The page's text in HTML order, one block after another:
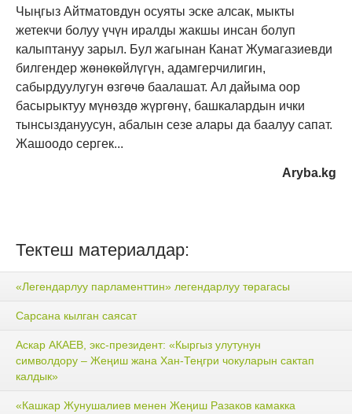
Чыңгыз Айтматовдун осуяты эске алсак, мыкты
жетекчи болуу үчүн иралды жакшы инсан болуп
калыптануу зарыл. Бул жагынан Канат Жумагазиевди
билгендер жөнөкөйлүгүн, адамгерчилигин,
сабырдуулугун өзгөчө баалашат. Ал дайыма оор
басырыктуу мүнөздө жүргөнү, башкалардын ички
тынсыздануусун, абалын сезе алары да баалуу сапат.
Жашоодо сергек...
Aryba.kg
Тектеш материалдар:
«Легендарлуу парламенттин» легендарлуу төрагасы
Сарсана кылган саясат
Аскар АКАЕВ, экс-президент: «Кыргыз улутунун
символдору – Жеңиш жана Хан-Теңгри чокуларын сактап
калдык»
«Кашкар Жунушалиев менен Жеңиш Разаков камакка